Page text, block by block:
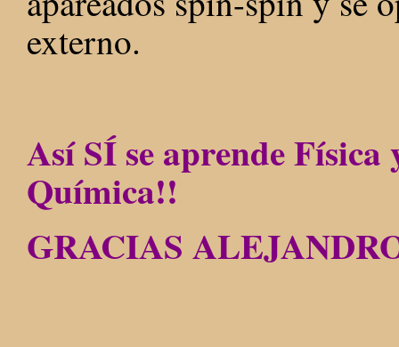
externo.
Así SÍ se aprende Física
Química!!
GRACIAS